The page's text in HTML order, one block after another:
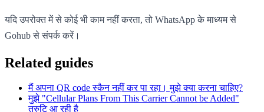
यदि उपरोक्त में से कोई भी काम नहीं करता, तो WhatsApp के माध्यम से
Gohub से संपर्क करें।
Related guides
मैं अपना QR code स्कैन नहीं कर पा रहा। मुझे क्या करना चाहिए?
मुझे "Cellular Plans From This Carrier Cannot be Added"
त्रुटि आ रही है